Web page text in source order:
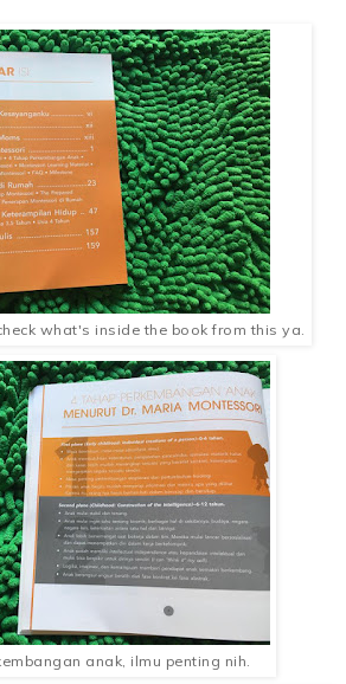
what's inside the book from this ya.
anak, ilmu penting nih.